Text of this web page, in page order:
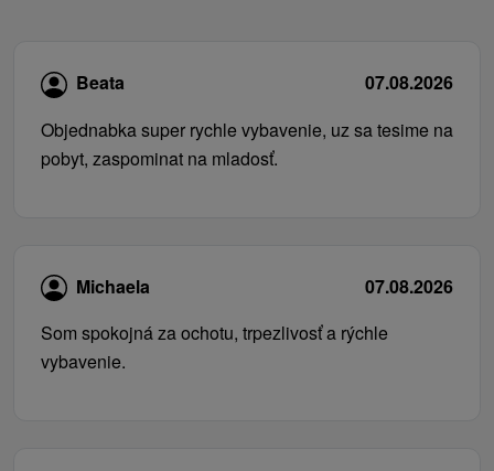
Beata
07.08.2026
Objednabka super rychle vybavenie, uz sa tesime na
pobyt, zaspominat na mladosť.
Michaela
07.08.2026
Som spokojná za ochotu, trpezlivosť a rýchle
vybavenie.